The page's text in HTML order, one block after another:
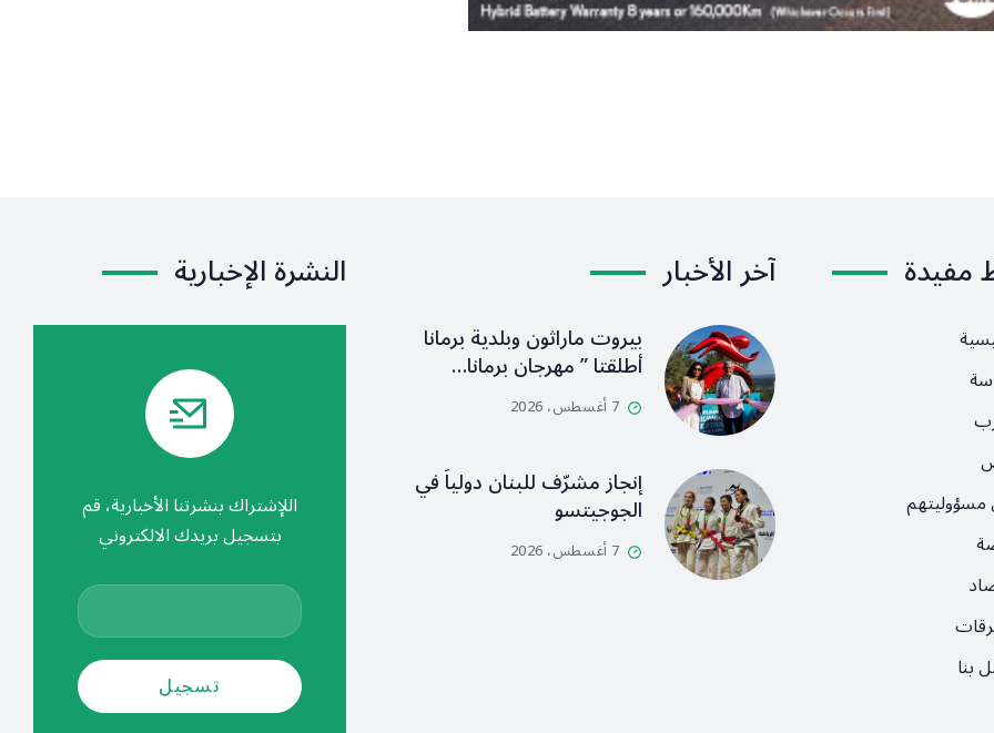
مفيدة
بنا
آخر الأخبار
بيروت ماراثون وبلدية برمانا
أطلقتا ” مهرجان برمانا…
7 أغسطس، 2026
إنجاز مشرّف للبنان دولياً في
الجوجيتسو
7 أغسطس، 2026
النشرة الإخبارية
اللإشتراك بنشرتنا الأخبارية، قم
بتسجيل بريدك الالكتروني